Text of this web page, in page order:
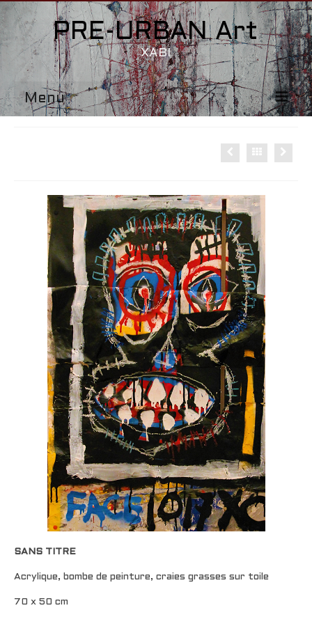
PRE-URBAN Art
XABI
Menu
FACES
BB-OS
415-1115
Contact
SANS TITRE
Acrylique, bombe de peinture, craies grasses sur toile
70 x 50 cm